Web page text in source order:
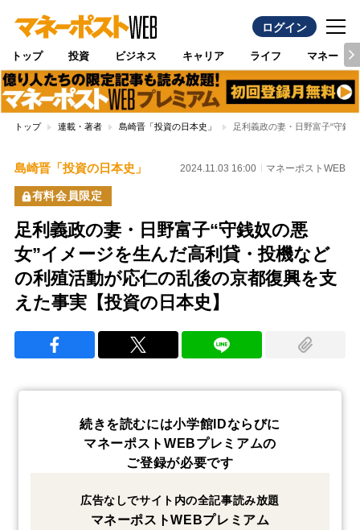
ログイン
トップ 投資 ビジネス キャリア ライフ マネー
トップ 連載・著者 島崎晋「投資の日本史」 足利義政の妻・日野富子“守銭
島崎晋「投資の日本史」 2024.11.03 16:00 マネーポストWEB
有料会員限定
足利義政の妻・日野富子“守銭奴の悪
女”イメージを生んだ高利貸・投機など
の利殖活動が応仁の乱後の京都復興を支
えた事実【投資の日本史】
続きを読むには小学館IDならびに
マネーポストWEBプレミアムの
ご登録が必要です
広告なしでサイト内の全記事読み放題
マネーポストWEBプレミアム